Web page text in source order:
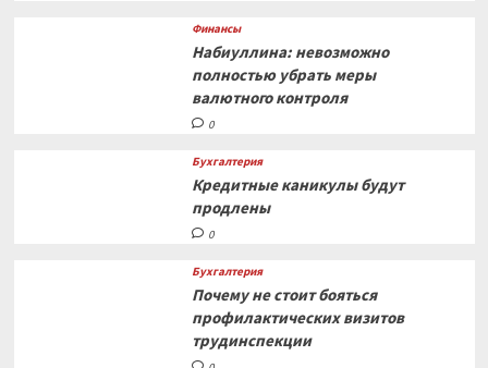
Финансы
Набиуллина: невозможно
полностью убрать меры
валютного контроля
0
Бухгалтерия
Кредитные каникулы будут
продлены
0
Бухгалтерия
Почему не стоит бояться
профилактических визитов
трудинспекции